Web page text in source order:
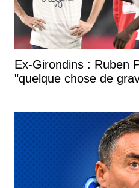
Ex-Girondins : Ruben
"quelque chose de